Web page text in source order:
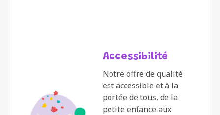
Accessibilité
Notre offre de qualité
est accessible et à la
portée de tous, de la
petite enfance aux